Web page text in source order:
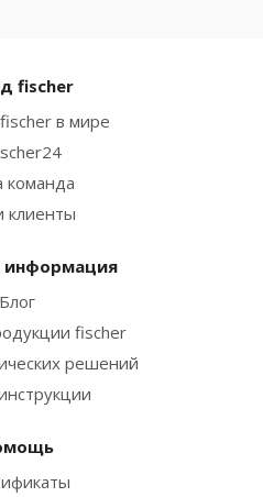
fischer
в мире
клиенты
информация
Блог
fischer
решений